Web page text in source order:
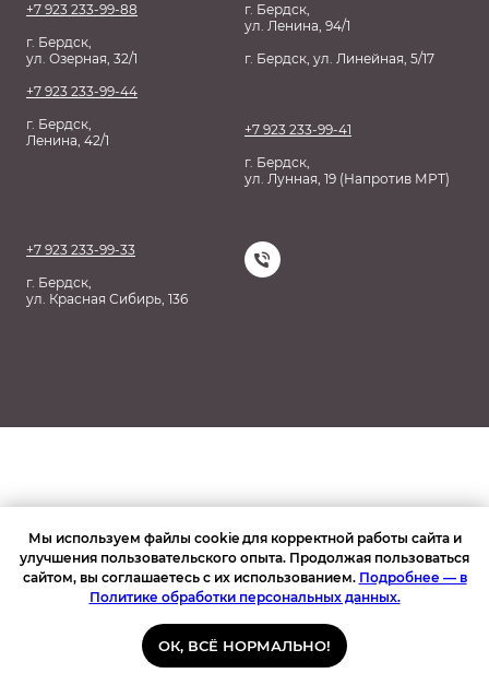
Мы используем файлы cookie для корректной работы сайта и
улучшения пользовательского опыта. Продолжая пользоваться
сайтом, вы соглашаетесь с их использованием. Подробнее — в
Политике обработки персональных данных.
ОК, ВСЁ НОРМАЛЬНО!
+7 923 233-99-88
г. Бердск,
ул. Озерная, 32/1
+7 923 233-99-44
г. Бердск,
Ленина, 42/1
г. Бердск,
ул. Ленина, 94/1
г. Бердск, ул. Линейная, 5/17
+7 923 233-99-41
г. Бердск,
ул. Лунная, 19 (Напротив МРТ)
+7 923 233-99-33
г. Бердск,
ул. Красная Сибирь, 136